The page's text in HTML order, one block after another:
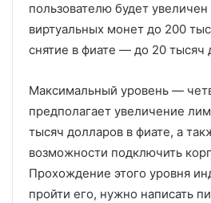
пользователю будет
виртуальных монет до 200
снятие в фиате — до 20 тысяч
Максимальный уровень —
предполагает увеличение
тысяч долларов в фиате, а
возможности подключить
Прохождение этого уровня
пройти его, нужно написать